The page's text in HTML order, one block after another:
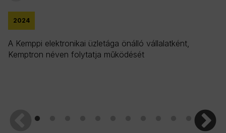
2024
A Kemppi elektronikai üzletága önálló vállalatként,
Kemptron néven folytatja működését